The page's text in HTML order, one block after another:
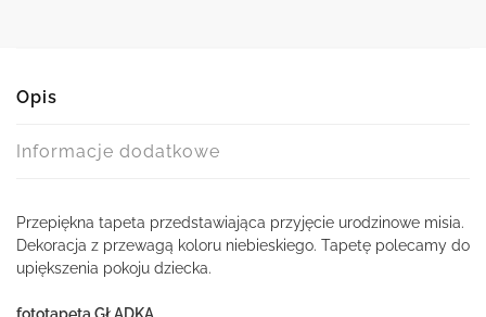
Opis
Informacje dodatkowe
Przepiękna tapeta przedstawiająca przyjęcie urodzinowe misia.
Dekoracja z przewagą koloru niebieskiego. Tapetę polecamy do
upiększenia pokoju dziecka.